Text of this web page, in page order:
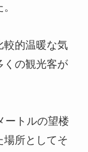
較的温暖な気
くの観光客が
ートルの望楼
場所としてそ